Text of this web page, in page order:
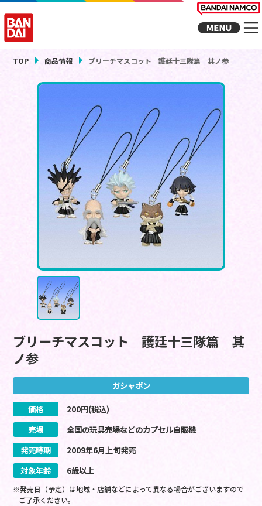
TOP 商品情報 ブリーチマスコット 護廷十三隊篇 其ノ参
ブリーチマスコット 護廷十三隊篇 其
ノ参
ガシャポン
価格 200円(税込)
売場
全国の玩具売場などのカプセル自販機
発売時期
2009年6月上旬発売
対象年齢
6歳以上
※発売日（予定）は地域・店舗などによって異なる場合がございますので
ご了承ください。